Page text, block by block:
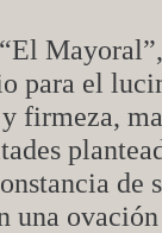
para el
firmeza,
de